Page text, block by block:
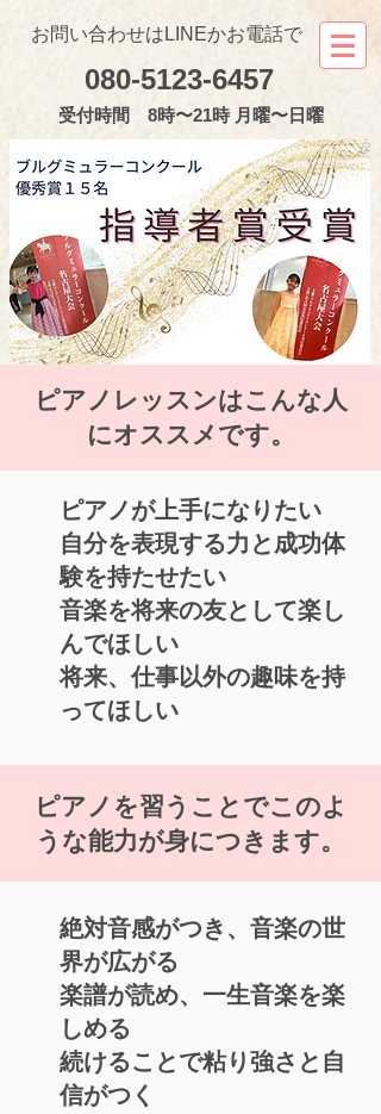
080-5123-6457
お問い合わせはLINEかお電話で
受付時間 8時〜21時 月曜〜日曜
ピアノレッスンはこんな人
にオススメです。
ピアノが上手になりたい
自分を表現する力と成功体
験を持たせたい
音楽を将来の友として楽し
んでほしい
将来、仕事以外の趣味を持
ってほしい
ピアノを習うことでこのよ
うな能力が身につきます。
絶対音感がつき、音楽の世
界が広がる
楽譜が読め、一生音楽を楽
しめる
続けることで粘り強さと自
信がつく